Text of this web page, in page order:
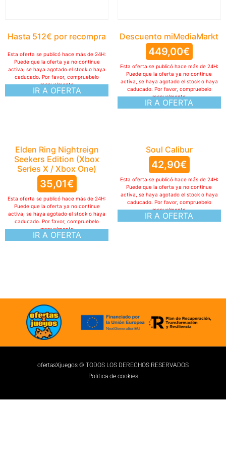
Hasta 512€ por recompra
IR A OFERTA
Esta oferta se publicó hace más de 24H:
Puede que la oferta ya no continue
activa, se haya agotado el stock o haya
caducado. Por favor, compruebelo
manualmente
Descuento miMediaMarkt
449,00€
IR A OFERTA
Esta oferta se publicó hace más de 24H:
Puede que la oferta ya no continue
activa, se haya agotado el stock o haya
caducado. Por favor, compruebelo
manualmente
Elden Ring Nightreign
Seekers Edition (Xbox
Series X / Xbox One)
35,01€
IR A OFERTA
Esta oferta se publicó hace más de 24H:
Puede que la oferta ya no continue
activa, se haya agotado el stock o haya
caducado. Por favor, compruebelo
manualmente
Soul Calibur
42,90€
IR A OFERTA
Esta oferta se publicó hace más de 24H:
Puede que la oferta ya no continue
activa, se haya agotado el stock o haya
caducado. Por favor, compruebelo
manualmente
ofertasXjuegos © TODOS LOS DERECHOS RESERVADOS
Politica de cookies